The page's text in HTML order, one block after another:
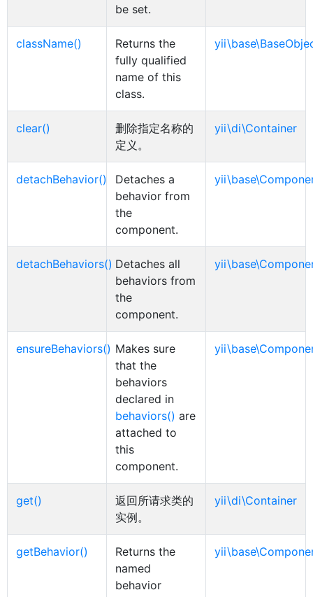
be set.
className()
Returns the
fully qualified
name of this
class.
clear()
删除指定名称的
定义。
yii\di\Container
detachBehavior()
Detaches a
behavior from
the
component.
detachBehaviors() Detaches all
behaviors from
the
component.
ensureBehaviors() Makes sure
that the
behaviors
declared in
behaviors() are
attached to
this
component.
get()
返回所请求类的
实例。
yii\di\Container
getBehavior()
Returns the
named
behavior